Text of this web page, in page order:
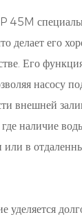
делает его
Его
насосу
внешней
наличие
или в
уделяется